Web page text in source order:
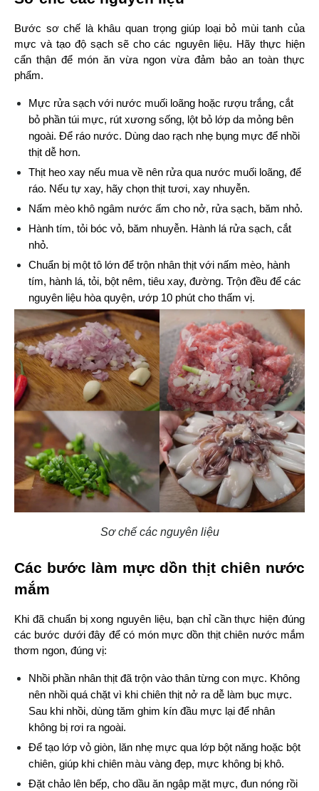
Bước sơ chế là khâu quan trọng giúp loại bỏ mùi tanh của
mực và tạo độ sạch sẽ cho các nguyên liệu. Hãy thực hiện
cẩn thận để món ăn vừa ngon vừa đảm bảo an toàn thực
phẩm.
Mực rửa sạch với nước muối loãng hoặc rượu trắng, cắt
bỏ phần túi mực, rút xương sống, lột bỏ lớp da mỏng bên
ngoài. Để ráo nước. Dùng dao rạch nhẹ bụng mực để nhồi
thịt dễ hơn.
Thịt heo xay nếu mua về nên rửa qua nước muối loãng, để
ráo. Nếu tự xay, hãy chọn thịt tươi, xay nhuyễn.
Nấm mèo khô ngâm nước ấm cho nở, rửa sạch, băm nhỏ.
Hành tím, tỏi bóc vỏ, băm nhuyễn. Hành lá rửa sạch, cắt
nhỏ.
Chuẩn bị một tô lớn để trộn nhân thịt với nấm mèo, hành
tím, hành lá, tỏi, bột nêm, tiêu xay, đường. Trộn đều để các
nguyên liệu hòa quyện, ướp 10 phút cho thấm vị.
Sơ chế các nguyên liệu
Các bước làm mực dồn thịt chiên nước
mắm
Khi đã chuẩn bị xong nguyên liệu, bạn chỉ cần thực hiện đúng
các bước dưới đây để có món mực dồn thịt chiên nước mắm
thơm ngon, đúng vị:
Nhồi phần nhân thịt đã trộn vào thân từng con mực. Không
nên nhồi quá chặt vì khi chiên thịt nở ra dễ làm bục mực.
Sau khi nhồi, dùng tăm ghim kín đầu mực lại để nhân
không bị rơi ra ngoài.
Để tạo lớp vỏ giòn, lăn nhẹ mực qua lớp bột năng hoặc bột
chiên, giúp khi chiên màu vàng đẹp, mực không bị khô.
Đặt chảo lên bếp, cho dầu ăn ngập mặt mực, đun nóng rồi